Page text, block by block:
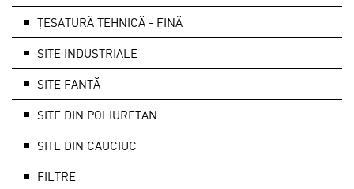
ȚESATURĂ TEHNICĂ - FINĂ
SITE INDUSTRIALE
SITE FANTĂ
SITE DIN POLIURETAN
SITE DIN CAUCIUC
FILTRE